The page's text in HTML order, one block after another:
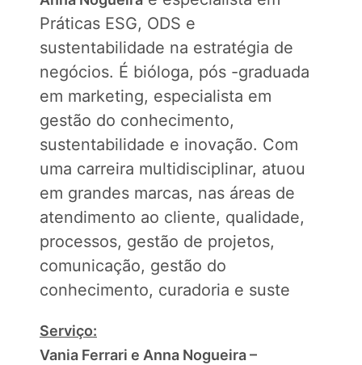
Práticas ESG, ODS e
sustentabilidade na estratégia de
negócios. É bióloga, pós -graduada
em marketing, especialista em
gestão do conhecimento,
sustentabilidade e inovação. Com
uma carreira multidisciplinar, atuou
em grandes marcas, nas áreas de
atendimento ao cliente, qualidade,
processos, gestão de projetos,
comunicação, gestão do
conhecimento, curadoria e suste
Serviço:
Vania Ferrari e Anna Nogueira –